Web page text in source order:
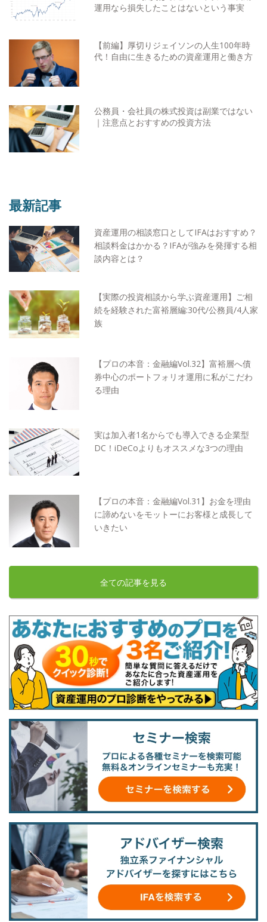
運用なら損失したことはないという事実
【前編】厚切りジェイソンの人生100年時
代！自由に生きるための資産運用と働き方
公務員・会社員の株式投資は副業ではない
｜注意点とおすすめの投資方法
最新記事
資産運用の相談窓口としてIFAはおすすめ？
相談料金はかかる？IFAが強みを発揮する相
談内容とは？
【実際の投資相談から学ぶ資産運用】ご相
続を経験された富裕層編:30代/公務員/4人家
族
【プロの本音：金融編Vol.32】富裕層へ債
券中心のポートフォリオ運用に私がこだわ
る理由
実は加入者1名からでも導入できる企業型
DC！iDeCoよりもオススメな3つの理由
【プロの本音：金融編Vol.31】お金を理由
に諦めないをモットーにお客様と成長して
いきたい
全ての記事を見る